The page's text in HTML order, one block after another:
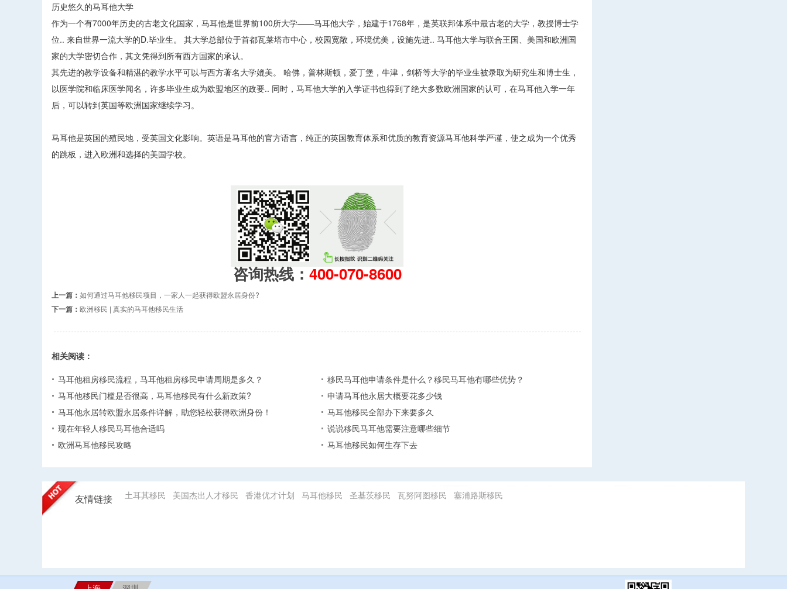
历史悠久的马耳他大学
作为一个有7000年历史的古老文化国家，马耳他是世界前100所大学——马耳他大学，始建于1768年，是英联邦体系中最古老的大学，教授博士学
位.. 来自世界一流大学的D.毕业生。 其大学总部位于首都瓦莱塔市中心，校园宽敞，环境优美，设施先进.. 马耳他大学与联合王国、美国和欧洲国
家的大学密切合作，其文凭得到所有西方国家的承认。
其先进的教学设备和精湛的教学水平可以与西方著名大学媲美。 哈佛，普林斯顿，爱丁堡，牛津，剑桥等大学的毕业生被录取为研究生和博士生，
以医学院和临床医学闻名，许多毕业生成为欧盟地区的政要.. 同时，马耳他大学的入学证书也得到了绝大多数欧洲国家的认可，在马耳他入学一年
后，可以转到英国等欧洲国家继续学习。
马耳他是英国的殖民地，受英国文化影响。英语是马耳他的官方语言，纯正的英国教育体系和优质的教育资源马耳他科学严谨，使之成为一个优秀
的跳板，进入欧洲和选择的美国学校。
咨询热线： 400-070-8600
上一篇： 如何通过马耳他移民项目，一家人一起获得欧盟永居身份?
下一篇： 欧洲移民 | 真实的马耳他移民生活
相关阅读：
马耳他租房移民流程，马耳他租房移民申请周期是多久？
移民马耳他申请条件是什么？移民马耳他有哪些优势？
马耳他移民门槛是否很高，马耳他移民有什么新政策?
申请马耳他永居大概要花多少钱
马耳他永居转欧盟永居条件详解，助您轻松获得欧洲身份！
马耳他移民全部办下来要多久
现在年轻人移民马耳他合适吗
说说移民马耳他需要注意哪些细节
欧洲马耳他移民攻略
马耳他移民如何生存下去
友情链接 土耳其移民 美国杰出人才移民 香港优才计划 马耳他移民 圣基茨移民 瓦努阿图移民 塞浦路斯移民